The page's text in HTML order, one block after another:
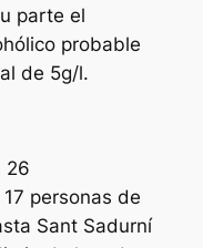
parte el
probable
de 5g/l.
26
personas de
Sant Sadurní